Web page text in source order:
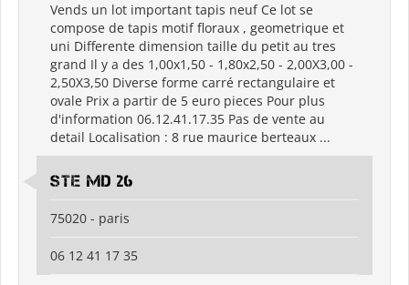
Vends un lot important tapis neuf Ce lot se
compose de tapis motif floraux , geometrique et
uni Differente dimension taille du petit au tres
grand Il y a des 1,00x1,50 - 1,80x2,50 - 2,00X3,00 -
2,50X3,50 Diverse forme carré rectangulaire et
ovale Prix a partir de 5 euro pieces Pour plus
d'information 06.12.41.17.35 Pas de vente au
detail Localisation : 8 rue maurice berteaux ...
Ste md 26
75020 - paris
06 12 41 17 35